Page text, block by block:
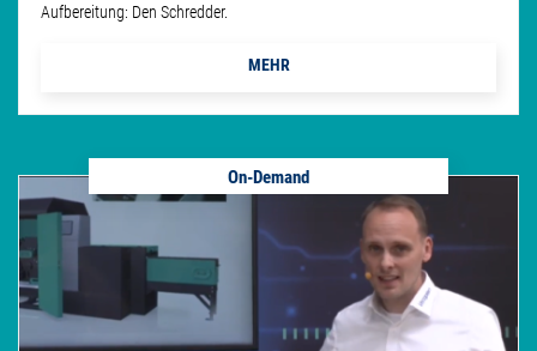
Aufbereitung: Den Schredder.
MEHR
On-Demand